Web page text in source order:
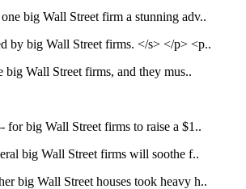
big Wall Street firm a stunning adv..
by big Wall Street firms. </s> </p> <p..
big Wall Street firms, and they mus..
for big Wall Street firms to raise a $1..
big Wall Street firms will soothe f..
big Wall Street houses took heavy h..